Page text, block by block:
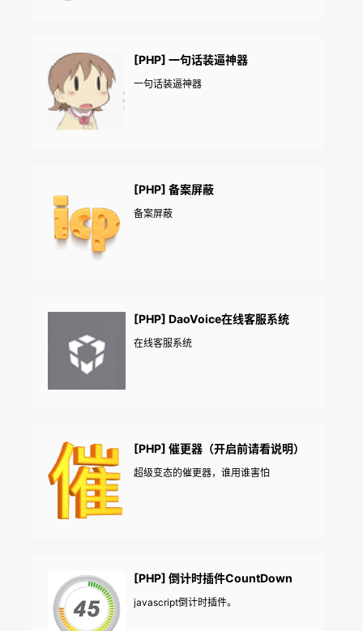
[PHP] 一句话装逼神器
一句话装逼神器
[PHP] 备案屏蔽
备案屏蔽
[PHP] DaoVoice在线客服系统
在线客服系统
[PHP] 催更器（开启前请看说明）
超级变态的催更器，谁用谁害怕
[PHP] 倒计时插件CountDown
javascript倒计时插件。